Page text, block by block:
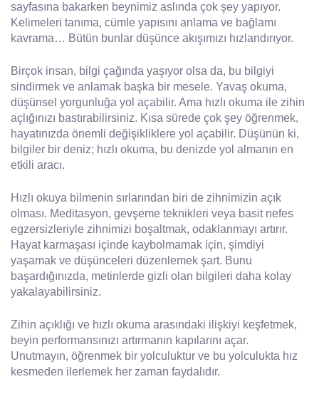
sayfasına bakarken beynimiz aslında çok şey yapıyor.
Kelimeleri tanıma, cümle yapısını anlama ve bağlamı
kavrama… Bütün bunlar düşünce akışımızı hızlandırıyor.
Birçok insan, bilgi çağında yaşıyor olsa da, bu bilgiyi
sindirmek ve anlamak başka bir mesele. Yavaş okuma,
düşünsel yorgunluğa yol açabilir. Ama hızlı okuma ile zihin
açlığınızı bastırabilirsiniz. Kısa sürede çok şey öğrenmek,
hayatınızda önemli değişikliklere yol açabilir. Düşünün ki,
bilgiler bir deniz; hızlı okuma, bu denizde yol almanın en
etkili aracı.
Hızlı okuya bilmenin sırlarından biri de zihnimizin açık
olması. Meditasyon, gevşeme teknikleri veya basit nefes
egzersizleriyle zihnimizi boşaltmak, odaklanmayı artırır.
Hayat karmaşası içinde kaybolmamak için, şimdiyi
yaşamak ve düşünceleri düzenlemek şart. Bunu
başardığınızda, metinlerde gizli olan bilgileri daha kolay
yakalayabilirsiniz.
Zihin açıklığı ve hızlı okuma arasındaki ilişkiyi keşfetmek,
beyin performansınızı artırmanın kapılarını açar.
Unutmayın, öğrenmek bir yolculuktur ve bu yolculukta hız
kesmeden ilerlemek her zaman faydalıdır.